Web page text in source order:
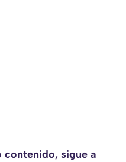
contenido, sigue a